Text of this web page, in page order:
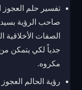
تفسير حلم العجوز
صاحب الرؤية
الصفات الأخلاقية
جدياً لكي يتمكن
مكروه.
رؤية الحالم